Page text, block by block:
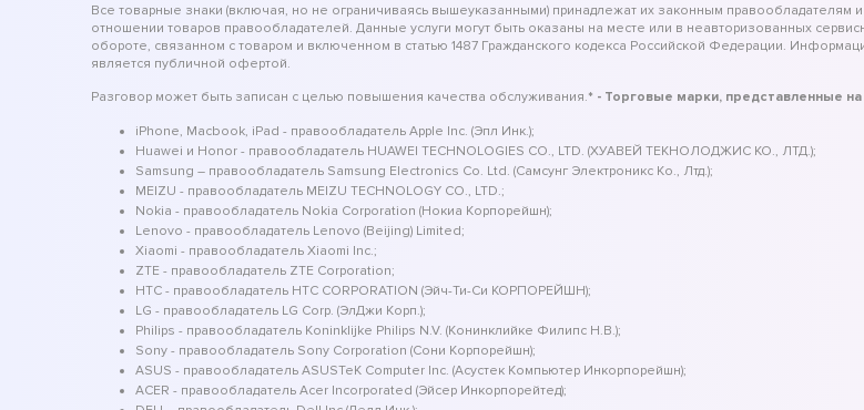
Все товарные знаки (включая, но не ограничиваясь вышеуказанными) принадлежат их законным
отношении товаров правообладателей. Данные услуги могут быть оказаны на месте или в неавторизованных
обороте, связанном с товаром и включенном в статью 1487 Гражданского кодекса Российской Федерации.
является публичной офертой.
Разговор может быть записан с целью повышения качества обслуживания.* - Торговые марки, представленные
iPhone, Macbook, iPad - правообладатель Apple Inc. (Эпл Инк.);
Huawei и Honor - правообладатель HUAWEI TECHNOLOGIES CO., LTD. (ХУАВЕЙ ТЕКНОЛОДЖИС КО., ЛТД.);
Samsung – правообладатель Samsung Electronics Co. Ltd. (Самсунг Электроникс Ко., Лтд.);
MEIZU - правообладатель MEIZU TECHNOLOGY CO., LTD.;
Nokia - правообладатель Nokia Corporation (Нокиа Корпорейшн);
Lenovo - правообладатель Lenovo (Beijing) Limited;
Xiaomi - правообладатель Xiaomi Inc.;
ZTE - правообладатель ZTE Corporation;
HTC - правообладатель HTC CORPORATION (Эйч-Ти-Си КОРПОРЕЙШН);
LG - правообладатель LG Corp. (ЭлДжи Корп.);
Philips - правообладатель Koninklijke Philips N.V. (Конинклийке Филипс Н.В.);
Sony - правообладатель Sony Corporation (Сони Корпорейшн);
ASUS - правообладатель ASUSTeK Computer Inc. (Асустек Компьютер Инкорпорейшн);
ACER - правообладатель Acer Incorporated (Эйсер Инкорпорейтед);